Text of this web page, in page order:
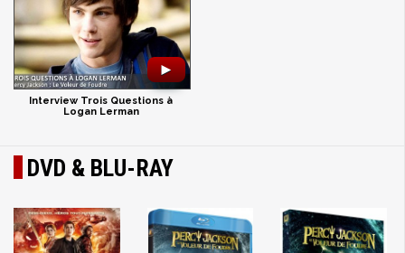
►
Interview Trois Questions à
Logan Lerman
DVD & BLU-RAY